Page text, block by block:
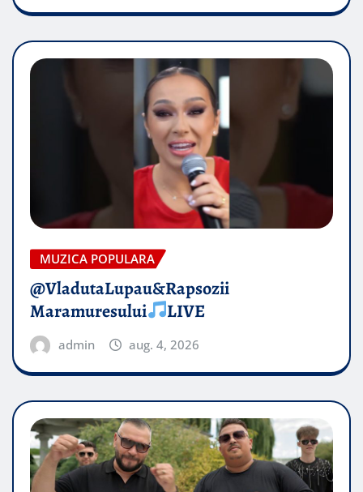
MUZICA POPULARA
@VladutaLupau&Rapsozii
Maramuresului
LIVE
admin aug. 4, 2026